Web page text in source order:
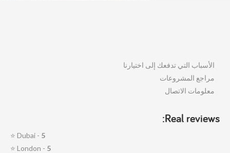
الأسباب التي تدفعك إلى اختيارنا
مراجع المشروعات
معلومات الاتصال
Real reviews:
Dubai - 5
⭐
London - 5
⭐